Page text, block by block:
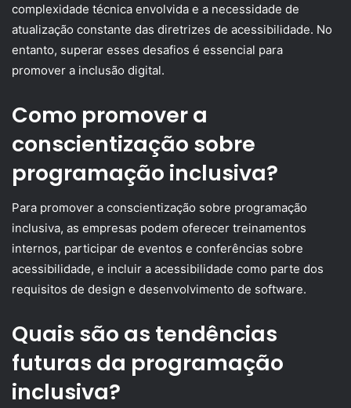
complexidade técnica envolvida e a necessidade de
atualização constante das diretrizes de acessibilidade. No
entanto, superar esses desafios é essencial para
promover a inclusão digital.
Como promover a
conscientização sobre
programação inclusiva?
Para promover a conscientização sobre programação
inclusiva, as empresas podem oferecer treinamentos
internos, participar de eventos e conferências sobre
acessibilidade, e incluir a acessibilidade como parte dos
requisitos de design e desenvolvimento de software.
Quais são as tendências
futuras da programação
inclusiva?